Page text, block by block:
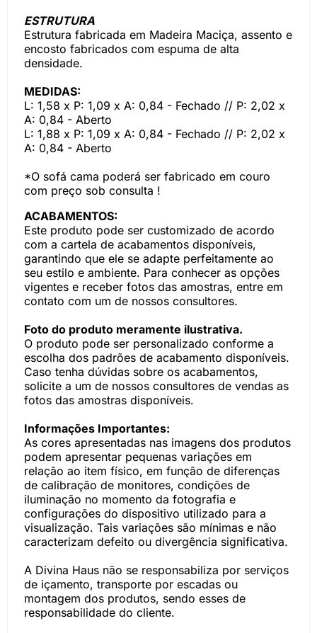
ESTRUTURA
Estrutura fabricada em Madeira Maciça, assento e
encosto fabricados com espuma de alta
densidade.
MEDIDAS:
L: 1,58 x P: 1,09 x A: 0,84 - Fechado // P: 2,02 x
A: 0,84 - Aberto
L: 1,88 x P: 1,09 x A: 0,84 - Fechado // P: 2,02 x
A: 0,84 - Aberto
*O sofá cama poderá ser fabricado em couro
com preço sob consulta !
ACABAMENTOS:
Este produto pode ser customizado de acordo
com a cartela de acabamentos disponíveis,
garantindo que ele se adapte perfeitamente ao
seu estilo e ambiente. Para conhecer as opções
vigentes e receber fotos das amostras, entre em
contato com um de nossos consultores.
Foto do produto meramente ilustrativa.
O produto pode ser personalizado conforme a
escolha dos padrões de acabamento disponíveis.
Caso tenha dúvidas sobre os acabamentos,
solicite a um de nossos consultores de vendas as
fotos das amostras disponíveis.
Informações Importantes:
As cores apresentadas nas imagens dos produtos
podem apresentar pequenas variações em
relação ao item físico, em função de diferenças
de calibração de monitores, condições de
iluminação no momento da fotografia e
configurações do dispositivo utilizado para a
visualização. Tais variações são mínimas e não
caracterizam defeito ou divergência significativa.
A Divina Haus não se responsabiliza por serviços
de içamento, transporte por escadas ou
montagem dos produtos, sendo esses de
responsabilidade do cliente.